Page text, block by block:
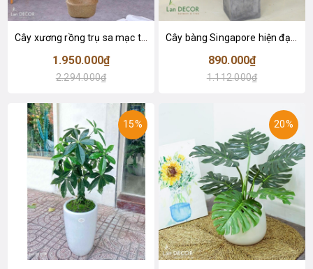
Cây xương rồng trụ sa mạc trang trí loại 2 tay (155cm) - LC2912
1.950.000₫
2.294.000₫
Cây bàng Singapore hiện đại trang trí nhà đẹp (120cm) - LC2913
890.000₫
1.112.000₫
15% 20%